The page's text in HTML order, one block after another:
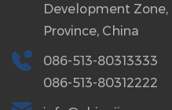
Development Zone,
Province, China
086-513-80313333
086-513-80312222